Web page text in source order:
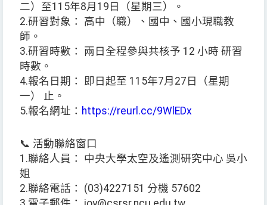
二）至115年8月19日（星期三）。
2.研習對象： 高中（職）、國中、國小現職教
師。
3.研習時數： 兩日全程參與共核予 12 小時 研習
時數。
4.報名日期： 即日起至 115年7月27日（星期
一） 止。
5.報名網址： https://reurl.cc/9WlEDx
📞 活動聯絡窗口
1.聯絡人員： 中央大學太空及遙測研究中心 吳小
姐
2.聯絡電話： (03)4227151 分機 57602